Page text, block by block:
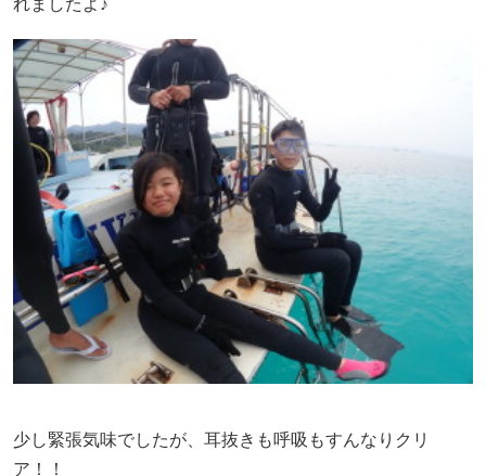
れましたよ♪
少し緊張気味でしたが、耳抜きも呼吸もすんなりクリ
ア！！